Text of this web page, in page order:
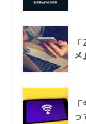
メ」
っ